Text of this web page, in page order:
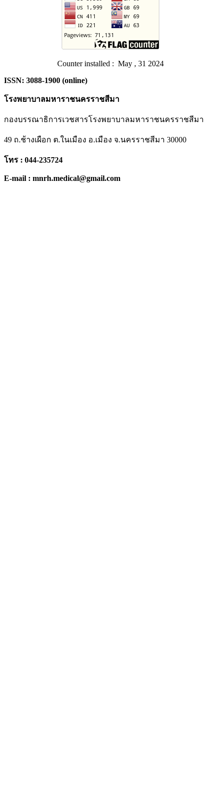
Counter installed : May , 31 2024
ISSN: 3088-1900 (online)
โรงพยาบาลมหาราชนครราชสีมา
กองบรรณาธิการเวชสารโรงพยาบาลมหาราชนครราชสีมา
49 ถ.ช้างเผือก ต.ในเมือง อ.เมือง จ.นครราชสีมา 30000
โทร : 044-235724
E-mail : mnrh.medical@gmail.com